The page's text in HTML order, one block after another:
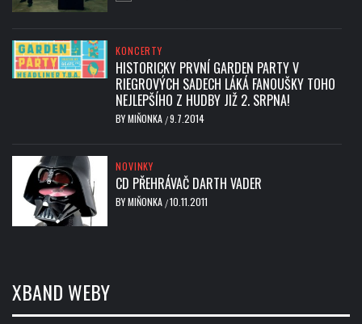
KONCERTY
HISTORICKY PRVNÍ GARDEN PARTY V
RIEGROVÝCH SADECH LÁKÁ FANOUŠKY TOHO
NEJLEPŠÍHO Z HUDBY JIŽ 2. SRPNA!
BYMIŇONKA /9.7.2014
NOVINKY
CD PŘEHRÁVAČ DARTH VADER
BYMIŇONKA /10.11.2011
XBAND WEBY